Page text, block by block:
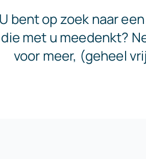
U bent op zoek naar
die met u meedenkt?
voor meer, (geheel